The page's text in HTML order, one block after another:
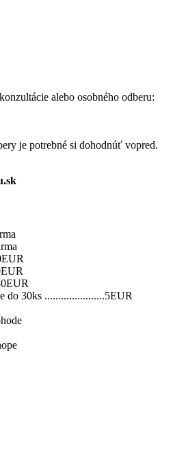
alebo osobného odberu:
je potrebné si dohodnúť vopred.
do 30ks ......................5EUR